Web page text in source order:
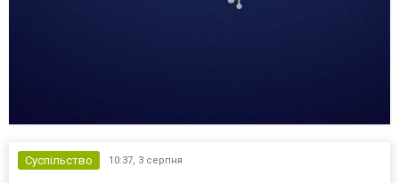
Суспільство 10:37, 3 серпня